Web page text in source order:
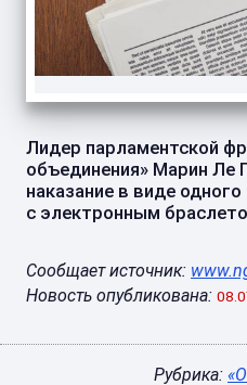
Лидер парламентской
объединения» Марин
наказание в виде
с электронным
Сообщает источник:
Новость опубликована:
Рубрика: